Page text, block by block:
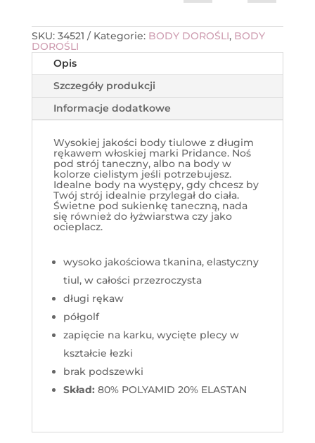
SKU: 34521 Kategorie: BODY DOROŚLI, BODY
DOROŚLI
Opis
Szczegóły produkcji
Informacje dodatkowe
Wysokiej jakości body tiulowe z długim
rękawem włoskiej marki Pridance. Noś
pod strój taneczny, albo na body w
kolorze cielistym jeśli potrzebujesz.
Idealne body na występy, gdy chcesz by
Twój strój idealnie przylegał do ciała.
Świetne pod sukienkę taneczną, nada
się również do łyżwiarstwa czy jako
ocieplacz.
wysoko jakościowa tkanina, elastyczny
tiul, w całości przezroczysta
długi rękaw
półgolf
zapięcie na karku, wycięte plecy w
kształcie łezki
brak podszewki
Skład: 80% POLYAMID 20% ELASTAN